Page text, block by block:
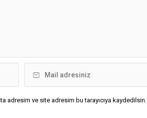
adresim ve site adresim bu tarayıcıya kaydedilsin.